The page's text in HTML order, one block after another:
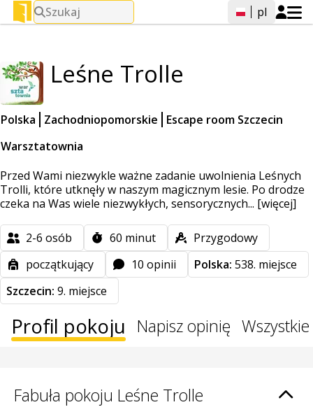
Szukaj pl
Leśne Trolle
Polska Zachodniopomorskie
Escape room Szczecin
Warsztatownia
Przed Wami niezwykle ważne zadanie uwolnienia Leśnych
Trolli, które utknęły w naszym magicznym lesie. Po drodze
czeka na Was wiele niezwykłych, sensorycznych... [więcej]
2-6 osób 60 minut
Przygodowy
początkujący
10 opinii Polska: 538. miejsce
Szczecin: 9. miejsce
Profil pokoju Napisz opinię
Fabuła pokoju Leśne Trolle